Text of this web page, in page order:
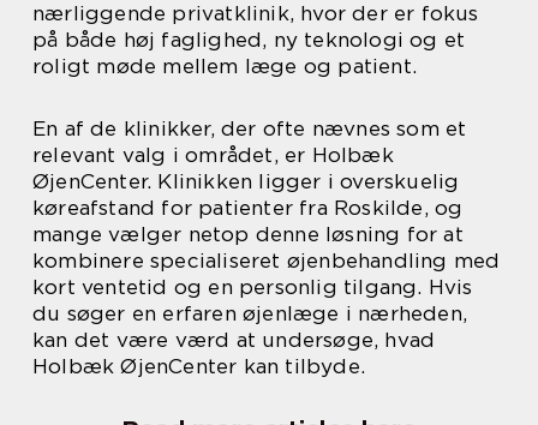
nærliggende privatklinik, hvor der er fokus
på både høj faglighed, ny teknologi og et
roligt møde mellem læge og patient.
En af de klinikker, der ofte nævnes som et
relevant valg i området, er Holbæk
ØjenCenter. Klinikken ligger i overskuelig
køreafstand for patienter fra Roskilde, og
mange vælger netop denne løsning for at
kombinere specialiseret øjenbehandling med
kort ventetid og en personlig tilgang. Hvis
du søger en erfaren øjenlæge i nærheden,
kan det være værd at undersøge, hvad
Holbæk ØjenCenter kan tilbyde.